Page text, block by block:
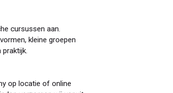
cursussen aan.
kleine groepen
op locatie of online